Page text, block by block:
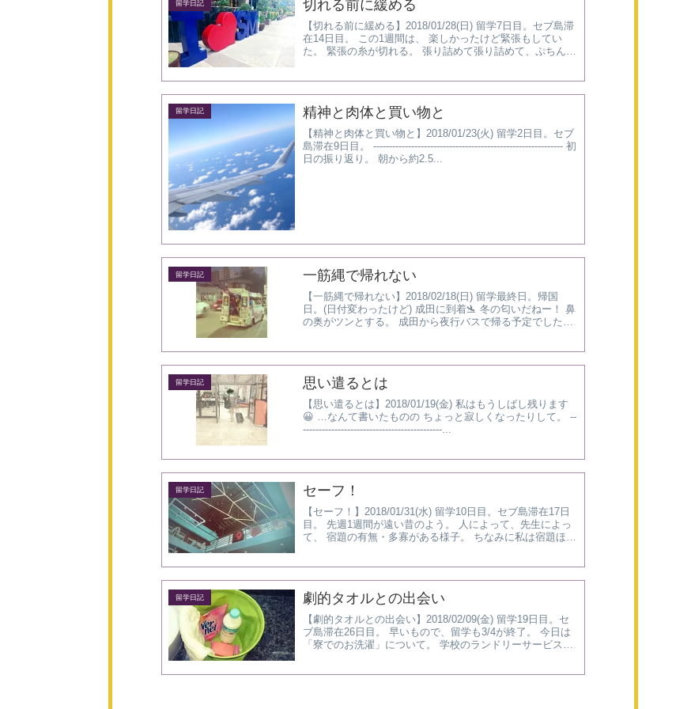
留学日記 切れる前に緩める
【切れる前に緩める】2018/01/28(日) 留学7日目。セブ島滞
在14日目。 この1週間は、 楽しかったけど緊張もしてい
た。 緊張の糸が切れる。 張り詰めて張り詰めて、ぷちん、
留学日記 精神と肉体と買い物と
【精神と肉体と買い物と】2018/01/23(火) 留学2日目。セブ
島滞在9日目。 ------------------------------------------------------------ 初
日の振り返り。 朝から約2.5...
留学日記 一筋縄で帰れない
【一筋縄で帰れない】2018/02/18(日) 留学最終日。帰国
日。(日付変わったけど) 成田に到着🛬 冬の匂いだねー！ 鼻
の奥がツンとする。 成田から夜行バスで帰る予定でした
留学日記 思い遣るとは
【思い遣るとは】2018/01/19(金) 私はもうしばし残ります
😀 …なんて書いたものの ちょっと寂しくなったりして。 --
--------------------------------------------...
留学日記 セーフ！
【セーフ！】2018/01/31(水) 留学10日目。セブ島滞在17日
目。 先週1週間が遠い昔のよう。 人によって、先生によっ
て、 宿題の有無・多寡がある様子。 ちなみに私は宿題ほぼ
留学日記 劇的タオルとの出会い
【劇的タオルとの出会い】2018/02/09(金) 留学19日目。セ
ブ島滞在26日目。 早いもので、留学も3/4が終了。 今日は
「寮でのお洗濯」について。 学校のランドリーサービスも